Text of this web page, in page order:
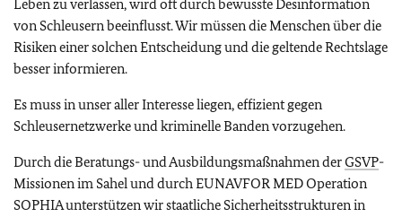
Leben zu verlassen, wird oft durch bewusste Desinformation
von Schleusern beeinflusst. Wir müssen die Menschen über die
Risiken einer solchen Entscheidung und die geltende Rechtslage
besser informieren.
Es muss in unser aller Interesse liegen, effizient gegen
Schleusernetzwerke und kriminelle Banden vorzugehen.
Durch die Beratungs- und Ausbildungsmaßnahmen derGSVP-
Missionen im Sahel und durch EUNAVFOR MED Operation
SOPHIA unterstützen wir staatliche Sicherheitsstrukturen in